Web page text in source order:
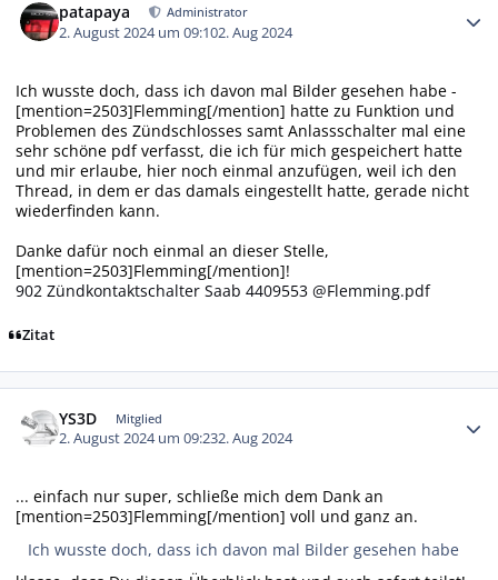
patapaya Administrator
2. August 2024 um 09:102. Aug 2024
Ich wusste doch, dass ich davon mal Bilder gesehen habe -
[mention=2503]Flemming[/mention] hatte zu Funktion und
Problemen des Zündschlosses samt Anlassschalter mal eine
sehr schöne pdf verfasst, die ich für mich gespeichert hatte
und mir erlaube, hier noch einmal anzufügen, weil ich den
Thread, in dem er das damals eingestellt hatte, gerade nicht
wiederfinden kann.
Danke dafür noch einmal an dieser Stelle,
[mention=2503]Flemming[/mention]!
902 Zündkontaktschalter Saab 4409553 @Flemming.pdf
Zitat
YS3D Mitglied
2. August 2024 um 09:232. Aug 2024
... einfach nur super, schließe mich dem Dank an
[mention=2503]Flemming[/mention] voll und ganz an.
Ich wusste doch, dass ich davon mal Bilder gesehen habe